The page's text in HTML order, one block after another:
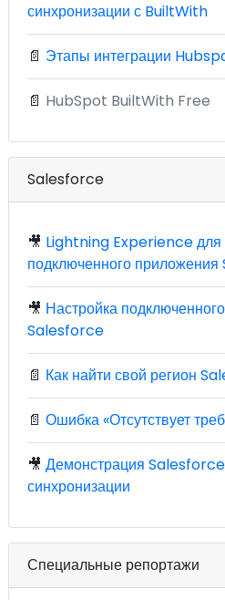
синхронизации с BuiltWith
📄 Этапы интеграции
📄 HubSpot BuiltWith Free
Salesforce
🎥 Lightning Experience для
подключенного
🎥 Настройка
Salesforce
📄 Как найти свой регион
📄 Ошибка «Отсутствует
🎥 Демонстрация
синхронизации
Специальные репортажи